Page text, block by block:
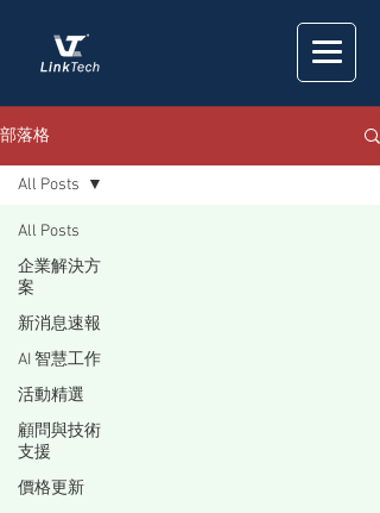
部落格
All Posts
企業解決方
案
新消息速報
AI 智慧工作
活動精選
顧問與技術
支援
價格更新
All Posts